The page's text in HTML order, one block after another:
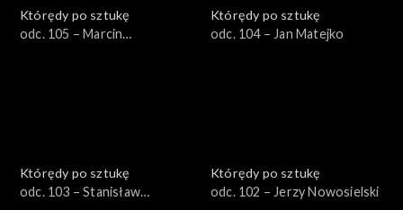
Którędy po sztukę
odc. 105 – Marcin
Którędy po sztukę
odc. 104 – Jan Matejko
Którędy po sztukę
odc. 103 – Stanisław
Którędy po sztukę
odc. 102 – Jerzy Nowosielski